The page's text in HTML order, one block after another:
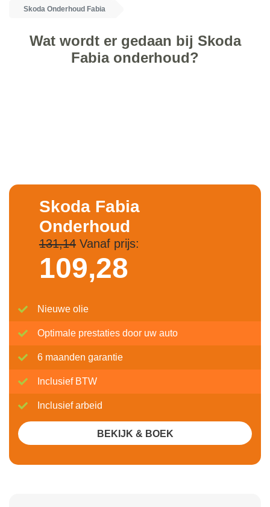
Skoda Onderhoud Fabia
Wat wordt er gedaan bij Skoda
Fabia onderhoud?
Skoda Fabia
Onderhoud
131,14Vanaf prijs:
109,28
Nieuwe olie
Optimale prestaties door uw auto
6 maanden garantie
Inclusief BTW
Inclusief arbeid
BEKIJK & BOEK